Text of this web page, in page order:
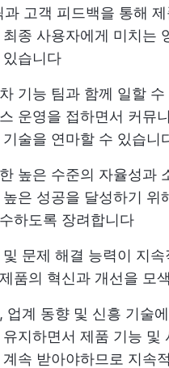
과 고객 피드백을 통해
종 사용자에게 미치는
습니다
기능 팀과 함께 일할
운영을 접하면서 커뮤
술을 연마할 수 있습니
높은 수준의 자율성과
은 성공을 달성하기 위
하도록 장려합니다
문제 해결 능력이 지속
품의 혁신과 개선을 모
업계 동향 및 신흥 기술
지하면서 제품 기능 및
속 받아야하므로 지속